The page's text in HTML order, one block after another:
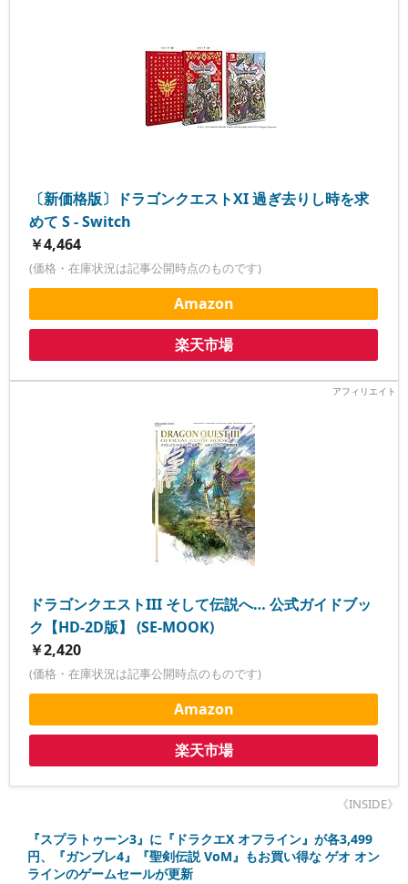
〔新価格版〕ドラゴンクエストXI 過ぎ去りし時を求
めて S - Switch
￥4,464
(価格・在庫状況は記事公開時点のものです)
Amazon
楽天市場
ドラゴンクエストIII そして伝説へ… 公式ガイドブッ
ク【HD-2D版】 (SE-MOOK)
￥2,420
(価格・在庫状況は記事公開時点のものです)
Amazon
楽天市場
《INSIDE》
『スプラトゥーン3』に『ドラクエX オフライン』が各3,499
円、『ガンブレ4』『聖剣伝説 VoM』もお買い得な ゲオ オン
ラインのゲームセールが更新